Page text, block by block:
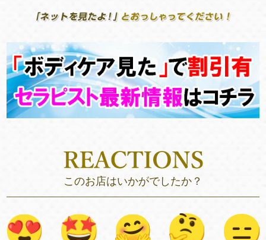
このお店はいかがでしたか？